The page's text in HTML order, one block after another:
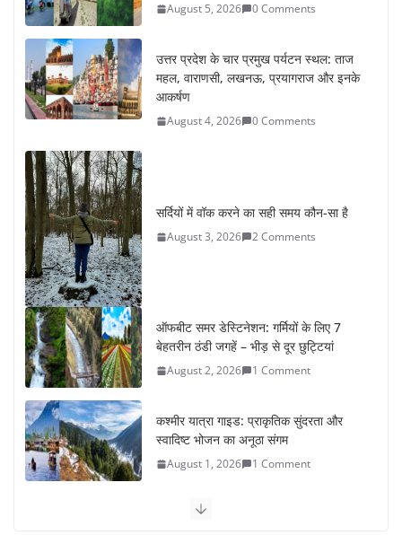
August 5, 2026 0 Comments
उत्तर प्रदेश के चार प्रमुख पर्यटन स्थल: ताज
महल, वाराणसी, लखनऊ, प्रयागराज और इनके
आकर्षण
August 4, 2026 0 Comments
सर्दियों में वॉक करने का सही समय कौन-सा है
August 3, 2026 2 Comments
ऑफबीट समर डेस्टिनेशन: गर्मियों के लिए 7
बेहतरीन ठंडी जगहें – भीड़ से दूर छुट्टियां
August 2, 2026 1 Comment
कश्मीर यात्रा गाइड: प्राकृतिक सुंदरता और
स्वादिष्ट भोजन का अनूठा संगम
August 1, 2026 1 Comment
वजन घटाने के लिए 8 बेहतरीन वॉकिंग